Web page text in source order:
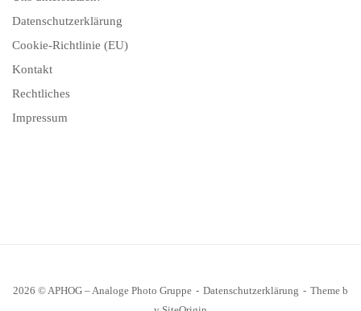
Datenschutzerklärung
Cookie-Richtlinie (EU)
Kontakt
Rechtliches
Impressum
2026 © APHOG – Analoge Photo Gruppe Datenschutzerklärung
Theme b